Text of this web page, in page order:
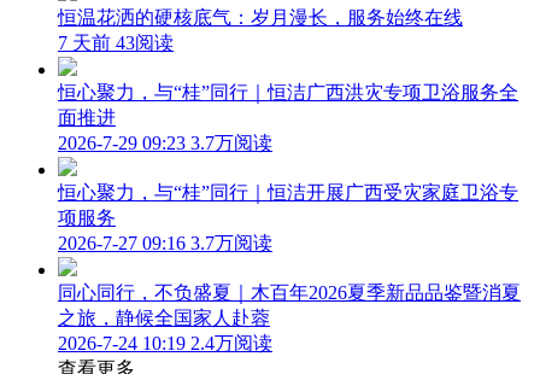
恒温花洒的硬核底气：岁月漫长，服务始终在线
7 天前 43阅读
恒心聚力，与“桂”同行｜恒洁广西洪灾专项卫浴服务全
面推进
2026-7-29 09:23 3.7万阅读
恒心聚力，与“桂”同行｜恒洁开展广西受灾家庭卫浴专
项服务
2026-7-27 09:16 3.7万阅读
同心同行，不负盛夏｜木百年2026夏季新品品鉴暨消夏
之旅，静候全国家人赴蓉
2026-7-24 10:19 2.4万阅读
查看更多